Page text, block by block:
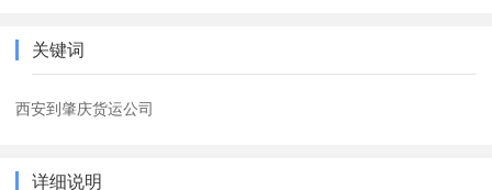
关键词
西安到肇庆货运公司
详细说明